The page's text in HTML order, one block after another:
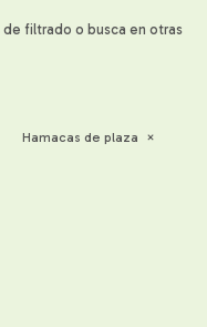
filtrado o busca en otras
Hamacas de plaza